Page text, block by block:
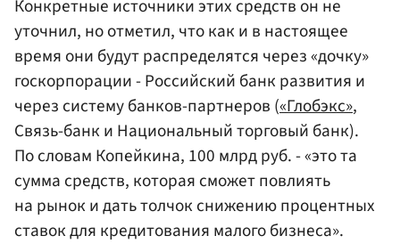
Конкретные источники этих средств он не
уточнил, но отметил, что как и в настоящее
время они будут распределятся через «дочку»
госкорпорации - Российский банк развития и
через систему банков-партнеров («Глобэкс»,
Связь-банк и Национальный торговый банк).
По словам Копейкина, 100 млрд руб. - «это та
сумма средств, которая сможет повлиять
на рынок и дать толчок снижению процентных
ставок для кредитования малого бизнеса».